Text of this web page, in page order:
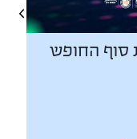
סוף החופש